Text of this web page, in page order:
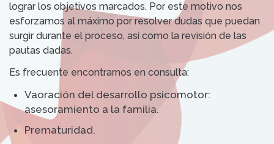
lograr los objetivos marcados. Por este motivo nos
esforzamos al máximo por resolver dudas que puedan
surgir durante el proceso, así como la revisión de las
pautas dadas.
Es frecuente encontrarnos en consulta:
Vaoración del desarrollo psicomotor:
asesoramiento a la familia.
Prematuridad.